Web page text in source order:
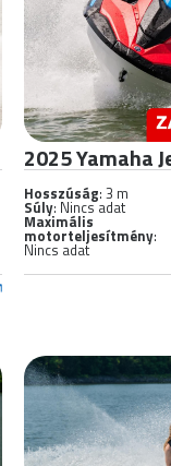
2025 Yamaha
Hosszúság: 3 m
Súly: Nincs adat
Maximális
motorteljesítmény:
Nincs adat